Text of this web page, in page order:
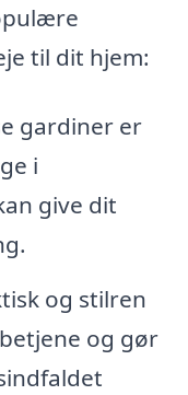
til dit hjem:
gardiner er
i
give dit
og stilren
og gør